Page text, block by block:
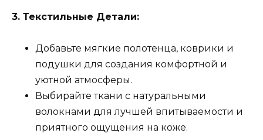
3. Текстильные Детали:
Добавьте мягкие полотенца, коврики и
подушки для создания комфортной и
уютной атмосферы.
Выбирайте ткани с натуральными
волокнами для лучшей впитываемости и
приятного ощущения на коже.